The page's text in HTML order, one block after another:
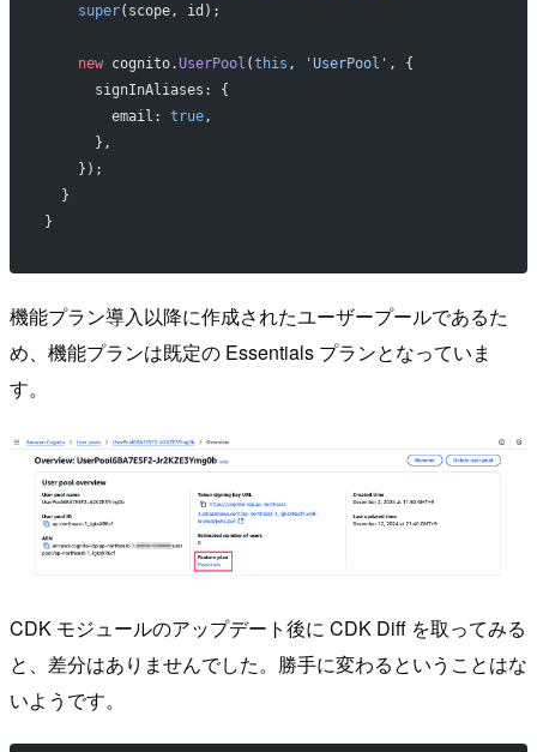
    super
(scope, id);
    new
cognito.UserPool (this , 'UserPool' , {
      signInAliases: {
        email:
true,
      },
    });
  }
}
機能プラン導入以降に作成されたユーザープールであるた
め、機能プランは既定の Essentials プランとなっていま
す。
CDK モジュールのアップデート後に CDK Diff を取ってみる
と、差分はありませんでした。勝手に変わるということはな
いようです。